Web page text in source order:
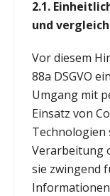
2.1.
und
Vor diesem
88a DSGVO
Umgang mit
Einsatz von
Technologien
Verarbeitung
sie zwingend